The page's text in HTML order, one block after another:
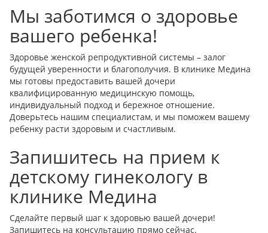
Мы заботимся о здоровье
вашего ребенка!
Здоровье женской репродуктивной системы – залог
будущей уверенности и благополучия. В клинике Медина
мы готовы предоставить вашей дочери
квалифицированную медицинскую помощь,
индивидуальный подход и бережное отношение.
Доверьтесь нашим специалистам, и мы поможем вашему
ребенку расти здоровым и счастливым.
Запишитесь на прием к
детскому гинекологу в
клинике Медина
Сделайте первый шаг к здоровью вашей дочери!
Запишитесь на консультацию прямо сейчас.